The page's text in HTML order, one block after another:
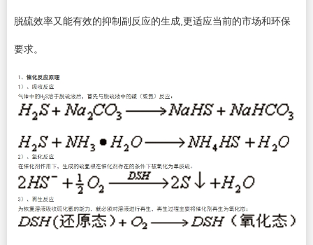
脱硫效率又能有效的抑制副反应的生成,更适应当前的市场和环保
要求。